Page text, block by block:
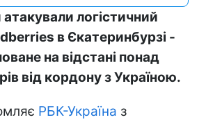
атакували логістичний
в Єкатеринбурзі -
на відстані понад
від кордону з Україною.
РБК-Україна з